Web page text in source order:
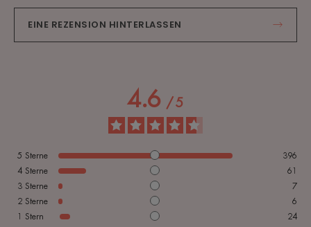
EINE REZENSION HINTERLASSEN
4.6 /5
5 Sterne
396
4 Sterne
61
3 Sterne
7
2 Sterne
6
1 Stern 24